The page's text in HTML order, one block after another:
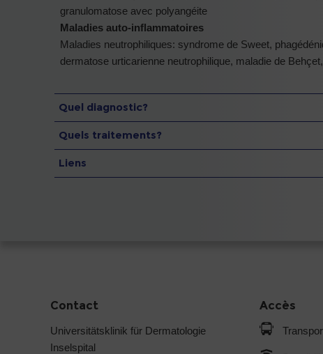
granulomatose avec polyangéite
Maladies auto-inflammatoires
Maladies neutrophiliques: syndrome de Sweet,
dermatose urticarienne neutrophilique, maladie de
Quel diagnostic?
Quels traitements?
Liens
Contact
Universitätsklinik für Dermatologie
Inselspital
Accès